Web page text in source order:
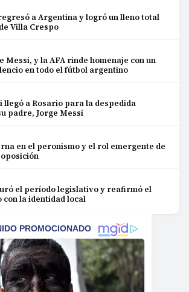
a Argentina y logró un lleno total
Villa Crespo
Messi, y la AFA rinde homenaje con un
en todo el fútbol argentino
llegó a Rosario para la despedida
padre, Jorge Messi
en el peronismo y el rol emergente de
el período legislativo y reafirmó el
con la identidad local